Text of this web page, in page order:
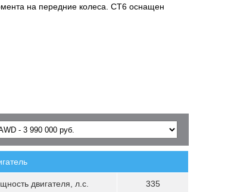
на передние колеса. CT6 оснащен
двигателя, л.с. 335